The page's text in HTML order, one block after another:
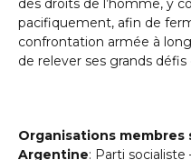
des droits de l’homme, y
pacifiquement, afin de
confrontation armée à
de relever ses grands défis
Organisations membres
Argentine: Parti socialiste